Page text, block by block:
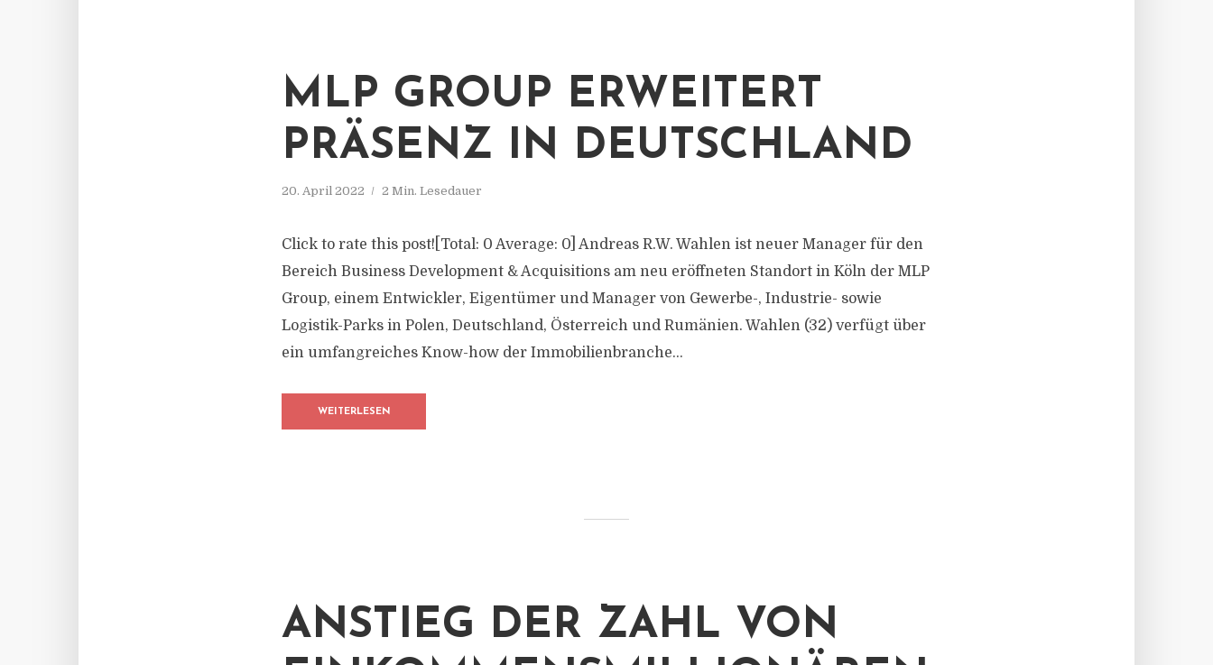
MLP GROUP ERWEITERT
PRÄSENZ IN DEUTSCHLAND
20. April 2022 2 Min. Lesedauer
Click to rate this post![Total: 0 Average: 0] Andreas R.W. Wahlen ist neuer Manager für den
Bereich Business Development & Acquisitions am neu eröffneten Standort in Köln der MLP
Group, einem Entwickler, Eigentümer und Manager von Gewerbe-, Industrie- sowie
Logistik-Parks in Polen, Deutschland, Österreich und Rumänien. Wahlen (32) verfügt über
ein umfangreiches Know-how der Immobilienbranche...
WEITERLESEN
ANSTIEG DER ZAHL VON